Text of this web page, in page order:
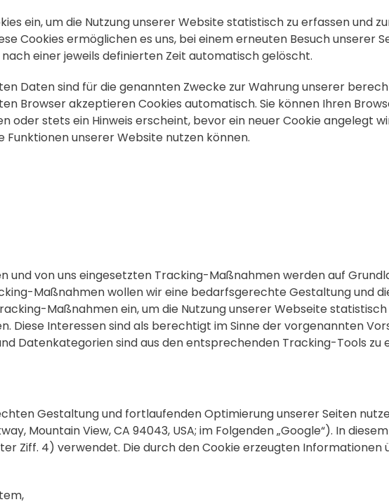
ein, um die Nutzung unserer Website statistisch zu erfassen und
Cookies ermöglichen es uns, bei einem erneuten Besuch unserer
einer jeweils definierten Zeit automatisch gelöscht.
Daten sind für die genannten Zwecke zur Wahrung unserer
Browser akzeptieren Cookies automatisch. Sie können Ihren
oder stets ein Hinweis erscheint, bevor ein neuer Cookie angelegt
Funktionen unserer Website nutzen können.
und von uns eingesetzten Tracking-Maßnahmen werden auf
Maßnahmen wollen wir eine bedarfsgerechte Gestaltung und
Maßnahmen ein, um die Nutzung unserer Webseite
Diese Interessen sind als berechtigt im Sinne der vorgenannten
Datenkategorien sind aus den entsprechenden Tracking-Tools zu
Gestaltung und fortlaufenden Optimierung unserer Seiten
Mountain View, CA 94043, USA; im Folgenden „Google“). In
Ziff. 4) verwendet. Die durch den Cookie erzeugten Informationen